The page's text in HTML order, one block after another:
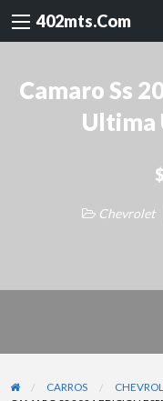
402mts.Com
Camaro Ss
Ultima
Chevrolet
CARROS